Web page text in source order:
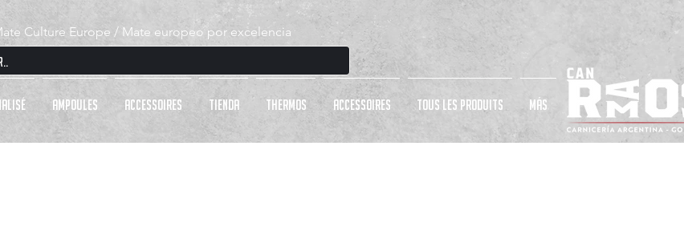
Culture Europe / Mate europeo por excelencia
AMPOULES ACCESSOIRES Tienda THERMOS ACCESSOIRES TOUS LES PRODUITS más